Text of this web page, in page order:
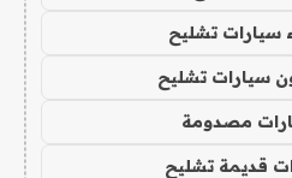
سيارات تشليح
سيارات تشليح
مصدومة
قديمة تشليح